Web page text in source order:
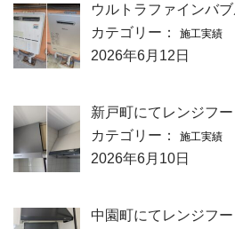
ウルトラファインバ
カテゴリー：
施工実績
2026年6月12日
新戸町にてレンジフー
カテゴリー：
施工実績
2026年6月10日
中園町にてレンジフー